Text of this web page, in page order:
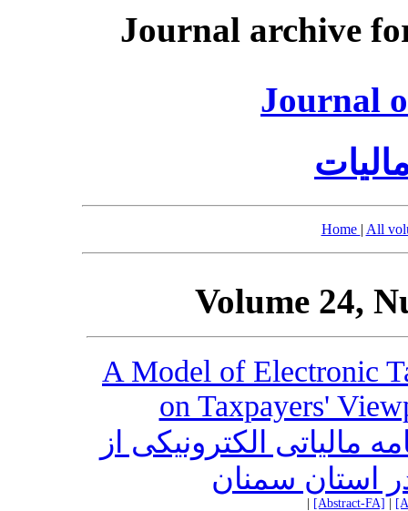
Journal archive
Journal
Home | All
Volume 24,
A Model of Electronic
on Taxpayers'
مالیاتی الکترونیکی از
استان سمنان
[Abstract-FA]